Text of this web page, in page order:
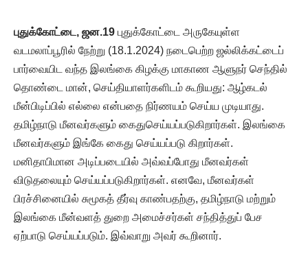
புதுக்கோட்டை, ஜன.19 புதுக்கோட்டை அருகேயுள்ள
வடமலாப்பூரில் நேற்று (18.1.2024) நடைபெற்ற ஜல்லிக்கட்டைப்
பார்வையிட வந்த இலங்கை கிழக்கு மாகாண ஆளுநர் செந்தில்
தொண்டை மான், செய்தியாளர்களிடம் கூறியது: ஆழ்கடல்
மீன்பிடிப்பில் எல்லை என்பதை நிர்ணயம் செய்ய முடியாது.
தமிழ்நாடு மீனவர்களும் கைதுசெய்யப்படுகிறார்கள். இலங்கை
மீனவர்களும் இங்கே கைது செய்யப்படு கிறார்கள்.
மனிதாபிமான அடிப்படையில் அவ்வப்போது மீனவர்கள்
விடுதலையும் செய்யப்படுகிறார்கள். எனவே, மீனவர்கள்
பிரச்சினையில் சுமூகத் தீர்வு காண்பதற்கு, தமிழ்நாடு மற்றும்
இலங்கை மீன்வளத் துறை அமைச்சர்கள் சந்தித்துப் பேச
ஏற்பாடு செய்யப்படும். இவ்வாறு அவர் கூறினார்.